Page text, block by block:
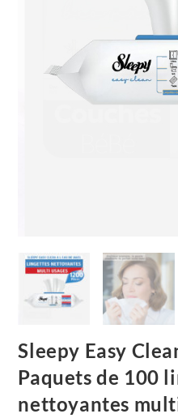
Sleepy Easy
Paquets de 100
nettoyantes